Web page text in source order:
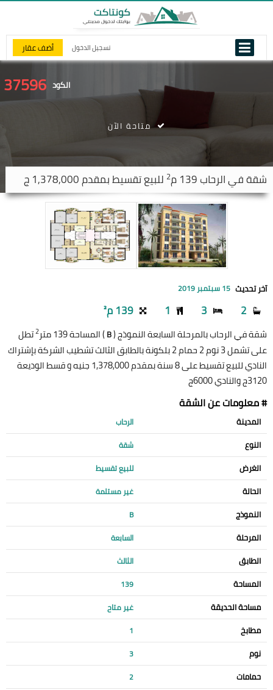
تسجيل الدخول أضف عقار
الكود 37596
شقة فيالرحاب 2 للبيع تقسيط بمقدم 1,378,000 ج
متاحة الآن
آخر تحديث 15 سبتمبر 2019
2
3
1 139 م²
شقة في الرحاب بالمرحلة السابعة النموذج (B) المساحة 139 متر 2تطل
على تشمل 3 نوم 2 حمام 2 بلكونة بالطابق الثالث تشطيب الشركة بإشتراك
النادي للبيع تقسيط على 8 سنة بمقدم 1,378,000 جنيه و قسط الوديعة
3120ج والنادي 6000ج
# معلومات عن الشقة
المدينة الرحاب
النوع شقة
الغرض للبيع تقسيط
الحالة غير مستلمة
النموذج B
المرحلة السابعة
الطابق الثالث
المساحة 139
مساحة الحديقة غير متاح
مطابخ 1
نوم 3
حمامات 2